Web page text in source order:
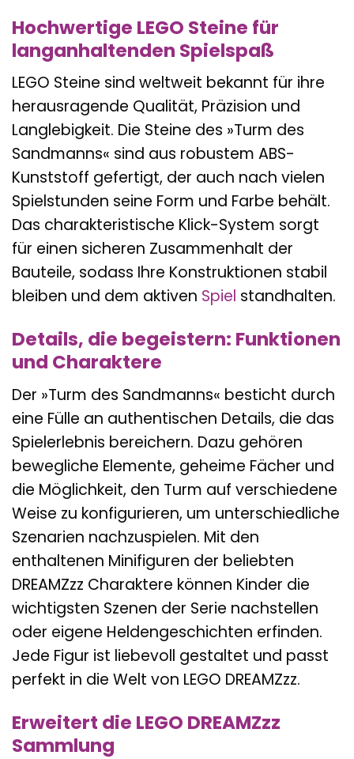
Hochwertige LEGO Steine für
langanhaltenden Spielspaß
LEGO Steine sind weltweit bekannt für ihre
herausragende Qualität, Präzision und
Langlebigkeit. Die Steine des »Turm des
Sandmanns« sind aus robustem ABS-
Kunststoff gefertigt, der auch nach vielen
Spielstunden seine Form und Farbe behält.
Das charakteristische Klick-System sorgt
für einen sicheren Zusammenhalt der
Bauteile, sodass Ihre Konstruktionen stabil
bleiben und dem aktiven Spiel standhalten.
Details, die begeistern: Funktionen
und Charaktere
Der »Turm des Sandmanns« besticht durch
eine Fülle an authentischen Details, die das
Spielerlebnis bereichern. Dazu gehören
bewegliche Elemente, geheime Fächer und
die Möglichkeit, den Turm auf verschiedene
Weise zu konfigurieren, um unterschiedliche
Szenarien nachzuspielen. Mit den
enthaltenen Minifiguren der beliebten
DREAMZzz Charaktere können Kinder die
wichtigsten Szenen der Serie nachstellen
oder eigene Heldengeschichten erfinden.
Jede Figur ist liebevoll gestaltet und passt
perfekt in die Welt von LEGO DREAMZzz.
Erweitert die LEGO DREAMZzz
Sammlung